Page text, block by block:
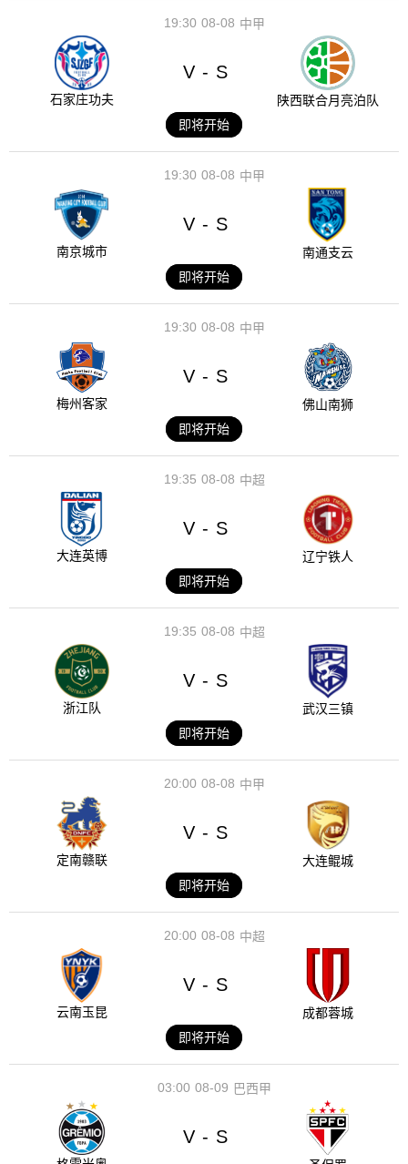
08-08
19:30 中甲
石家庄功夫
V - S
陕西联合月亮泊队
即将开始
08-08
19:30 中甲
南京城市
V - S
南通支云
即将开始
08-08
19:30 中甲
梅州客家
V - S
佛山南狮
即将开始
08-08
19:35 中超
大连英博
V - S
辽宁铁人
即将开始
08-08
19:35 中超
浙江队
V - S
武汉三镇
即将开始
08-08
20:00 中甲
定南赣联
V - S
大连鲲城
即将开始
08-08
20:00 中超
云南玉昆
V - S
成都蓉城
即将开始
08-09
03:00 巴西甲
V - S